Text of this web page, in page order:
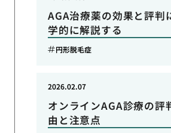
AGA治療薬の効果と評判
学的に解説する
円形脱毛症
オンラインAGA診療の評
由と注意点
2026.02.07